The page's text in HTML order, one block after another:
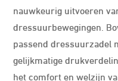
nauwkeurig uitvoeren
dressuurbewegingen.
passend dressuurzadel
gelijkmatige
het comfort en welzijn